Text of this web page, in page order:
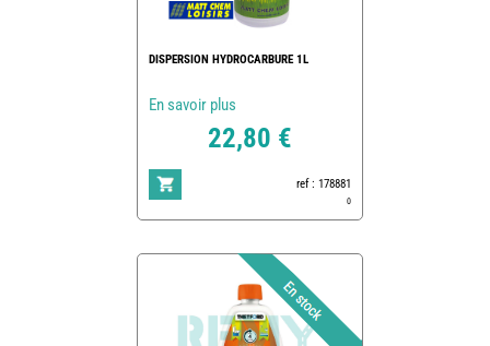
DISPERSION HYDROCARBURE 1L
En savoir plus
22,80 €
ref : 178881
0